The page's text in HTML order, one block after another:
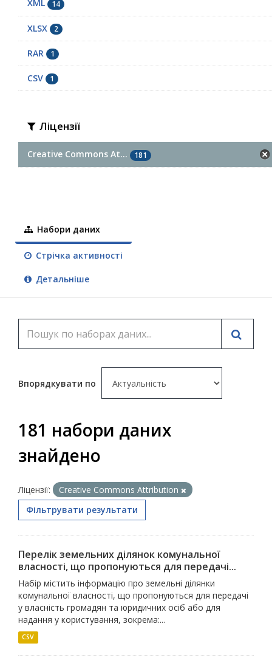
XML 14
XLSX 2
RAR 1
СSV 1
Ліцензії
Creative Commons At... 181
Набори даних
Стрічка активності
Детальніше
Впорядкувати по
181 набори даних
знайдено
Ліцензії:
Creative Commons Attribution
Фільтрувати результати
Перелік земельних ділянок комунальної
власності, що пропонуються для передачі...
Набір містить інформацію про земельні ділянки
комунальної власності, що пропонуються для передачі
у власність громадян та юридичних осіб або для
надання у користування, зокрема:...
CSV